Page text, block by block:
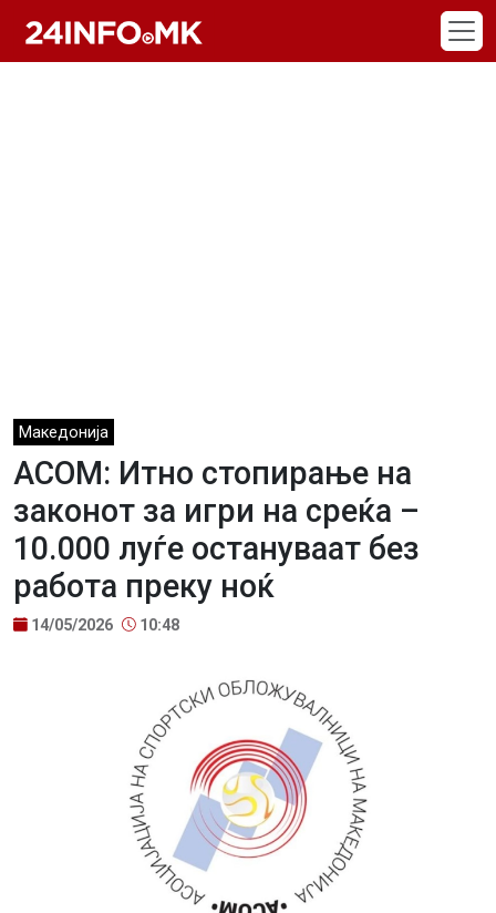
Македонија
АСОМ: Итно стопирање на
законот за игри на среќа –
10.000 луѓе остануваат без
работа преку ноќ
14/05/2026 10:48